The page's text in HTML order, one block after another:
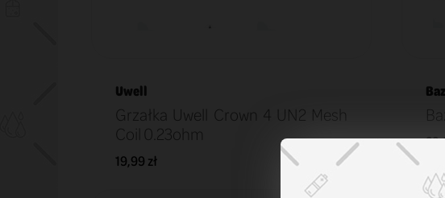
Uwell
Grzałka Uwell Crown 4 UN2 Mesh
Coil 0.23ohm
19,99 zł KOSZYK